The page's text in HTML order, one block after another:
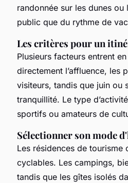
randonnée sur les dunes
public que du rythme de
Les critères pour un
Plusieurs facteurs entrent
directement l’affluence, les
visiteurs, tandis que juin ou
tranquillité. Le type
sportifs ou amateurs de
Sélectionner son mode
Les résidences de
cyclables. Les campings,
tandis que les gîtes isolés